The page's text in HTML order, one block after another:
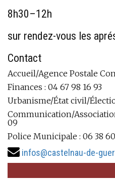
8h30–12h
sur rendez-vous les
Contact
Accueil/Agence Postale
Finances : 04 67 98 16 93
Urbanisme/État civil/
Communication/
09
Police Municipale : 06 38 60
infos@castelnau-de-